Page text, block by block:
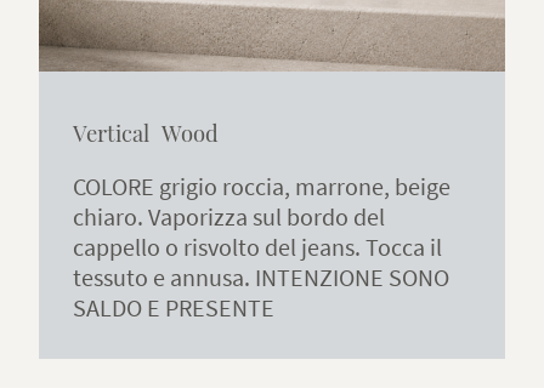
Vertical Wood
COLORE grigio roccia, marrone, beige
chiaro. Vaporizza sul bordo del
cappello o risvolto del jeans. Tocca il
tessuto e annusa. INTENZIONE SONO
SALDO E PRESENTE